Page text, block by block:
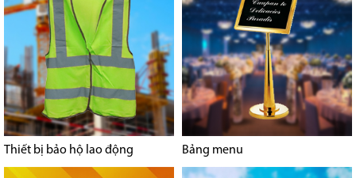
Thiết bị bảo hộ lao động Bảng menu